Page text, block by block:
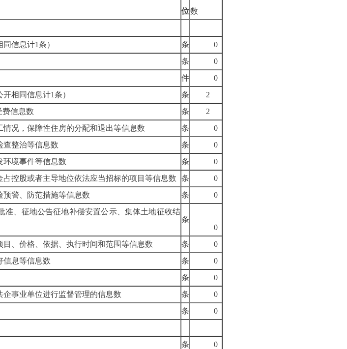
位数
信息计1条）
条
0
条
0
件
0
相同信息计1条）
条
2
费信息数
条
2
况，保障性住房的分配和退出等信息数
条
0
查整治等信息数
条
0
环境事件等信息数
条
0
控股或者主导地位依法应当招标的项目等信息数
条
0
警、防范措施等信息数
条
0
准、征地公告征地补偿安置公示、集体土地征收结
条
0
、价格、依据、执行时间和范围等信息数
条
0
信息等信息数
条
0
条
0
事业单位进行监督管理的信息数
条
0
条
0
条 0